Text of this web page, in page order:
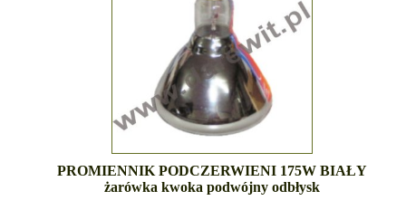
PROMIENNIK PODCZERWIENI 175W BIAŁY
żarówka kwoka podwójny odbłysk